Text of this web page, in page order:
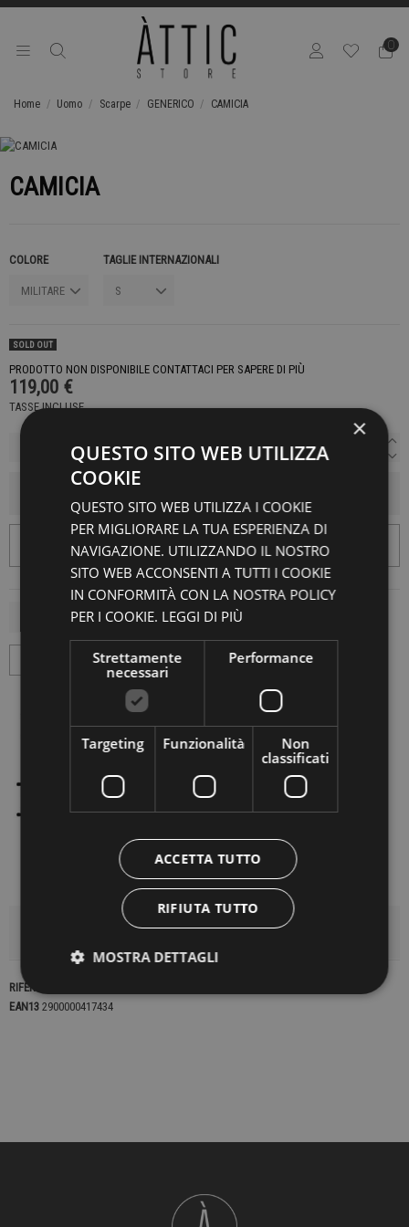
0
Home Uomo Scarpe GENERICO CAMICIA
CAMICIA
COLORE TAGLIE INTERNAZIONALI
SOLD OUT
PRODOTTO NON DISPONIBILE CONTATTACI PER SAPERE DI PIÙ
119,00 €
TASSE INCLUSE
DETTAGLI DEL PRODOTTO
RIFERIMENTO
EAN13 2900000417434
×
QUESTO SITO WEB UTILIZZA
COOKIE
QUESTO SITO WEB UTILIZZA I COOKIE
PER MIGLIORARE LA TUA ESPERIENZA DI
NAVIGAZIONE. UTILIZZANDO IL NOSTRO
SITO WEB ACCONSENTI A TUTTI I COOKIE
IN CONFORMITÀ CON LA NOSTRA POLICY
PER I COOKIE. LEGGI DI PIÙ
Strettamente
necessari
Performance
Targeting Funzionalità
Non
classificati
ACCETTA TUTTO
RIFIUTA TUTTO
MOSTRA DETTAGLI